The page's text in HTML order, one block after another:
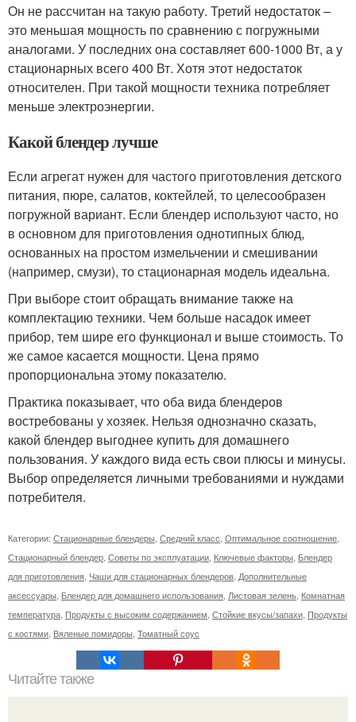
Он не рассчитан на такую работу. Третий недостаток –
это меньшая мощность по сравнению с погружными
аналогами. У последних она составляет 600-1000 Вт, а у
стационарных всего 400 Вт. Хотя этот недостаток
относителен. При такой мощности техника потребляет
меньше электроэнергии.
Какой блендер лучше
Если агрегат нужен для частого приготовления детского
питания, пюре, салатов, коктейлей, то целесообразен
погружной вариант. Если блендер используют часто, но
в основном для приготовления однотипных блюд,
основанных на простом измельчении и смешивании
(например, смузи), то стационарная модель идеальна.
При выборе стоит обращать внимание также на
комплектацию техники. Чем больше насадок имеет
прибор, тем шире его функционал и выше стоимость. То
же самое касается мощности. Цена прямо
пропорциональна этому показателю.
Практика показывает, что оба вида блендеров
востребованы у хозяек. Нельзя однозначно сказать,
какой блендер выгоднее купить для домашнего
пользования. У каждого вида есть свои плюсы и минусы.
Выбор определяется личными требованиями и нуждами
потребителя.
Категории: Стационарные блендеры Средний класс Оптимальное соотношение
Стационарный блендер Советы по эксплуатации Ключевые факторы Блендер
для приготовления Чаши для стационарных блендеров Дополнительные
аксессуары Блендер для домашнего использования Листовая зелень Комнатная
температура Продукты с высоким содержанием Стойкие вкусы/запахи Продукты
с костями Вяленые помидоры Томатный соус
Читайте также